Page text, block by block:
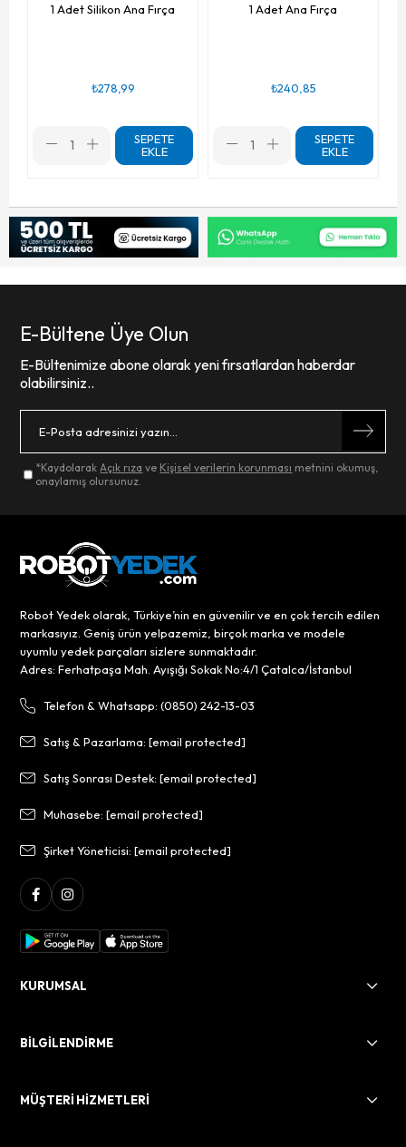
1 Adet Silikon Ana Fırça
₺278,99
SEPETE
EKLE
1 Adet Ana Fırça
₺240,85
SEPETE
EKLE
E-Bültene Üye Olun
E-Bültenimize abone olarak yeni fırsatlardan haberdar
olabilirsiniz..
*KaydolarakAçık rıza ve Kişisel verilerin korunması metnini okumuş,
onaylamış olursunuz.
Robot Yedek olarak, Türkiye’nin en güvenilir ve en çok tercih edilen
markasıyız. Geniş ürün yelpazemiz, birçok marka ve modele
uyumlu yedek parçaları sizlere sunmaktadır.
Adres: Ferhatpaşa Mah. Ayışığı Sokak No:4/1 Çatalca/İstanbul
Telefon & Whatsapp: (0850) 242-13-03
Satış & Pazarlama:[email protected]
Satış Sonrası Destek:[email protected]
Muhasebe:[email protected]
Şirket Yöneticisi:[email protected]
KURUMSAL
BİLGİLENDİRME
MÜŞTERİ HİZMETLERİ